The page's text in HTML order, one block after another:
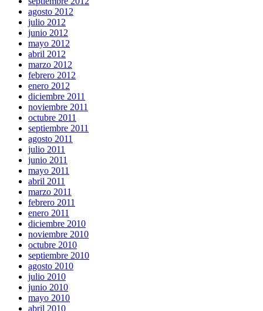
agosto 2012
julio 2012
junio 2012
mayo 2012
abril 2012
marzo 2012
febrero 2012
enero 2012
diciembre 2011
noviembre 2011
octubre 2011
septiembre 2011
agosto 2011
julio 2011
junio 2011
mayo 2011
abril 2011
marzo 2011
febrero 2011
enero 2011
diciembre 2010
noviembre 2010
octubre 2010
septiembre 2010
agosto 2010
julio 2010
junio 2010
mayo 2010
abril 2010